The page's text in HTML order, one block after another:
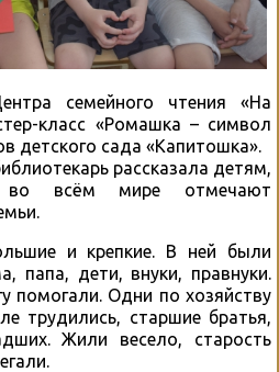
семейного чтения «На
класс «Ромашка – символ
детского сада «Капитошка».
рассказала детям,
всём мире отмечают
и крепкие. В ней были
папа, дети, внуки, правнуки.
помогали. Одни по хозяйству
трудились, старшие братья,
Жили весело, старость